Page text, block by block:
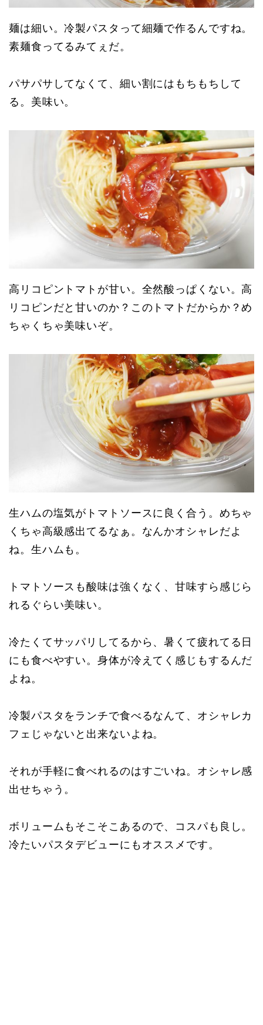
麺は細い。冷製パスタって細麺で作るんですね。
素麺食ってるみてぇだ。
パサパサしてなくて、細い割にはもちもちして
る。美味い。
高リコピントマトが甘い。全然酸っぱくない。高
リコピンだと甘いのか？このトマトだからか？め
ちゃくちゃ美味いぞ。
生ハムの塩気がトマトソースに良く合う。めちゃ
くちゃ高級感出てるなぁ。なんかオシャレだよ
ね。生ハムも。
トマトソースも酸味は強くなく、甘味すら感じら
れるぐらい美味い。
冷たくてサッパリしてるから、暑くて疲れてる日
にも食べやすい。身体が冷えてく感じもするんだ
よね。
冷製パスタをランチで食べるなんて、オシャレカ
フェじゃないと出来ないよね。
それが手軽に食べれるのはすごいね。オシャレ感
出せちゃう。
ボリュームもそこそこあるので、コスパも良し。
冷たいパスタデビューにもオススメです。